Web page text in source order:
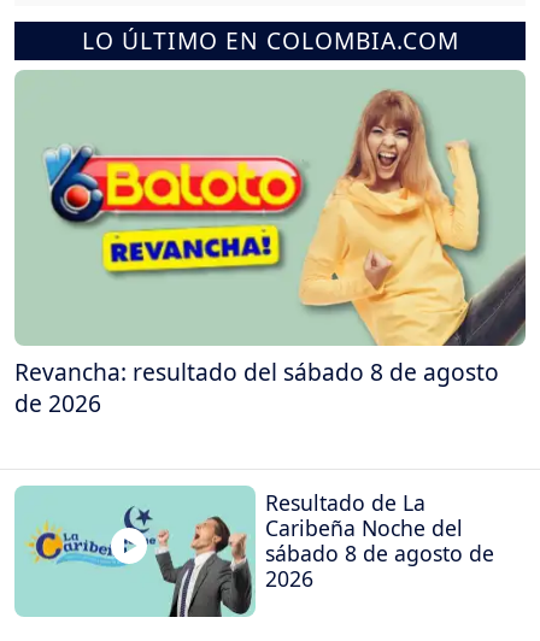
LO ÚLTIMO EN COLOMBIA.COM
Revancha: resultado del sábado 8 de agosto
de 2026
Resultado de La
Caribeña Noche del
sábado 8 de agosto de
2026